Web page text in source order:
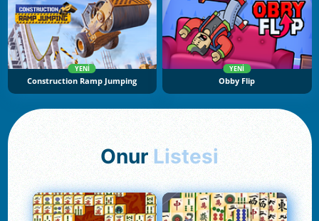
YENI
Construction Ramp Jumping
YENI
Obby Flip
Onur Listesi